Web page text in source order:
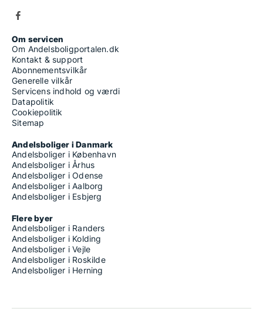
Om servicen
Om Andelsboligportalen.dk
Kontakt & support
Abonnementsvilkår
Generelle vilkår
Servicens indhold og værdi
Datapolitik
Cookiepolitik
Sitemap
Andelsboliger i Danmark
Andelsboliger i København
Andelsboliger i Århus
Andelsboliger i Odense
Andelsboliger i Aalborg
Andelsboliger i Esbjerg
Flere byer
Andelsboliger i Randers
Andelsboliger i Kolding
Andelsboliger i Vejle
Andelsboliger i Roskilde
Andelsboliger i Herning